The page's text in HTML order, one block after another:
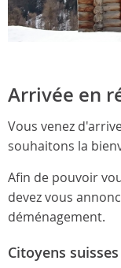
Arrivée en
Vous venez
souhaitons la
Afin de pouvoir
devez vous
déménagement.
Citoyens suisses